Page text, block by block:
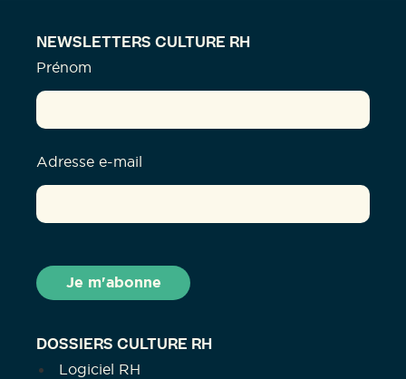
DOSSIERS CULTURE RH
Logiciel RH
NEWSLETTERS CULTURE RH
Prénom
Adresse e-mail